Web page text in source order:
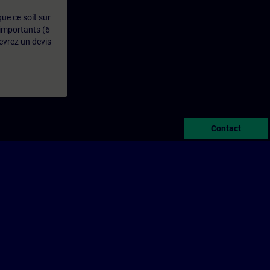
ce soit sur
(6
un devis
Contact